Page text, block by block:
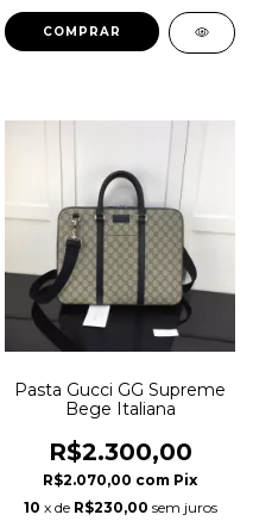
Pasta Gucci GG Supreme
Bege Italiana
R$2.300,00
R$2.070,00 com Pix
10 x de R$230,00 sem juros